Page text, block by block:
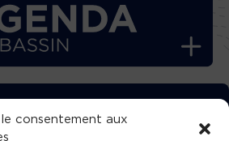
consentement aux
GRATUITEMENT